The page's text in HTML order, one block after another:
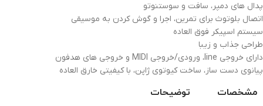
پدال های دمپر، سافت و سوستنوتو
اتصال بلوتوث برای تمرین، اجرا و گوش کردن به موسیقی
سیستم اسپیکر فوق العاده
طراحی جذاب و زیبا
دارای خروجی line، ورودی/خروجی MIDI و خروجی های هدفون
پیانوی دست ساز، ساخت کیوتوی ژاپن، با کیفیتی خارق العاده
مشخصات توضیحات